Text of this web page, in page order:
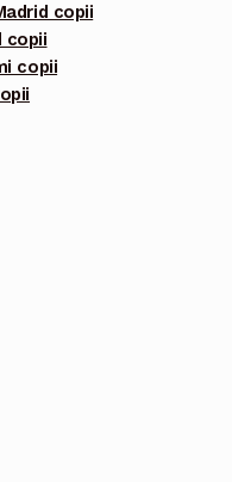
copii
copii
copii